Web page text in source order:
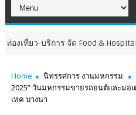
ริการ จัด Food & Hospitality
Home นิทรรศการ งานมหกรรม
2025” วันมหกรรมขายรถยนต์และมอ
เทค บางนา